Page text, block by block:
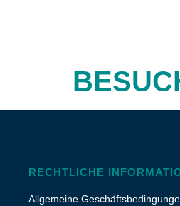
RECHTLICHE
Allgemeine